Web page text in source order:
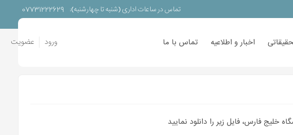
تماس در ساعات اداری (شنبه تا چهارشنبه): 07731222629
اخبار و اطلاعیه تماس با ما ورود عضویت